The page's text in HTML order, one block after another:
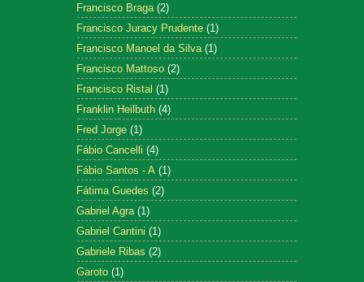
Francisco Braga (2)
Francisco Juracy Prudente (1)
Francisco Manoel da Silva (1)
Francisco Mattoso (2)
Francisco Ristal (1)
Franklin Heilbuth (4)
Fred Jorge (1)
Fábio Cancelli (4)
Fábio Santos - A (1)
Fátima Guedes (2)
Gabriel Agra (1)
Gabriel Cantini (1)
Gabriele Ribas (2)
Garoto (1)